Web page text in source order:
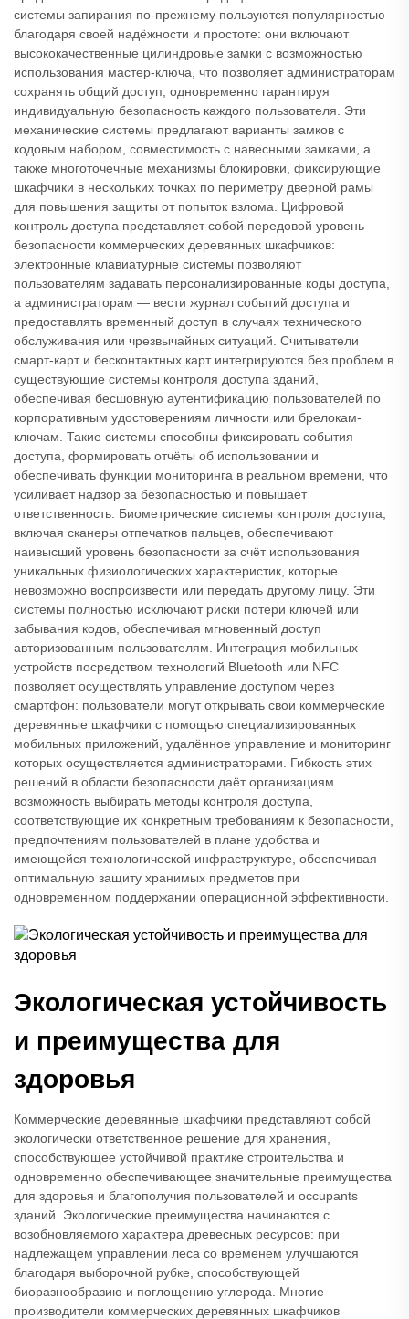
системы запирания по-прежнему пользуются популярностью
благодаря своей надёжности и простоте: они включают
высококачественные цилиндровые замки с возможностью
использования мастер-ключа, что позволяет администраторам
сохранять общий доступ, одновременно гарантируя
индивидуальную безопасность каждого пользователя. Эти
механические системы предлагают варианты замков с
кодовым набором, совместимость с навесными замками, а
также многоточечные механизмы блокировки, фиксирующие
шкафчики в нескольких точках по периметру дверной рамы
для повышения защиты от попыток взлома. Цифровой
контроль доступа представляет собой передовой уровень
безопасности коммерческих деревянных шкафчиков:
электронные клавиатурные системы позволяют
пользователям задавать персонализированные коды доступа,
а администраторам — вести журнал событий доступа и
предоставлять временный доступ в случаях технического
обслуживания или чрезвычайных ситуаций. Считыватели
смарт-карт и бесконтактных карт интегрируются без проблем в
существующие системы контроля доступа зданий,
обеспечивая бесшовную аутентификацию пользователей по
корпоративным удостоверениям личности или брелокам-
ключам. Такие системы способны фиксировать события
доступа, формировать отчёты об использовании и
обеспечивать функции мониторинга в реальном времени, что
усиливает надзор за безопасностью и повышает
ответственность. Биометрические системы контроля доступа,
включая сканеры отпечатков пальцев, обеспечивают
наивысший уровень безопасности за счёт использования
уникальных физиологических характеристик, которые
невозможно воспроизвести или передать другому лицу. Эти
системы полностью исключают риски потери ключей или
забывания кодов, обеспечивая мгновенный доступ
авторизованным пользователям. Интеграция мобильных
устройств посредством технологий Bluetooth или NFC
позволяет осуществлять управление доступом через
смартфон: пользователи могут открывать свои коммерческие
деревянные шкафчики с помощью специализированных
мобильных приложений, удалённое управление и мониторинг
которых осуществляется администраторами. Гибкость этих
решений в области безопасности даёт организациям
возможность выбирать методы контроля доступа,
соответствующие их конкретным требованиям к безопасности,
предпочтениям пользователей в плане удобства и
имеющейся технологической инфраструктуре, обеспечивая
оптимальную защиту хранимых предметов при
одновременном поддержании операционной эффективности.
Экологическая устойчивость
и преимущества для
здоровья
Коммерческие деревянные шкафчики представляют собой
экологически ответственное решение для хранения,
способствующее устойчивой практике строительства и
одновременно обеспечивающее значительные преимущества
для здоровья и благополучия пользователей и occupants
зданий. Экологические преимущества начинаются с
возобновляемого характера древесных ресурсов: при
надлежащем управлении леса со временем улучшаются
благодаря выборочной рубке, способствующей
биоразнообразию и поглощению углерода. Многие
производители коммерческих деревянных шкафчиков